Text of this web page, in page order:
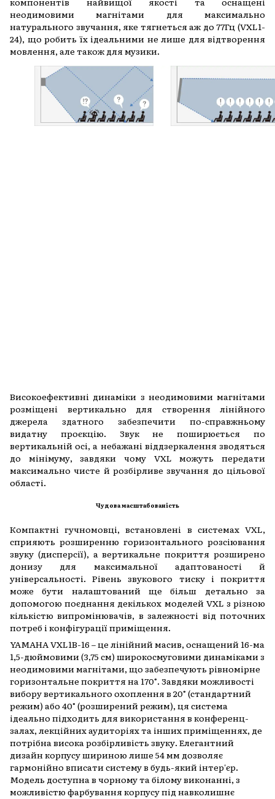
неодимовими магнітами для максимально
натурального звучання, яке тягнеться аж до 77Гц (VXL1-
24), що робить їх ідеальними не лише для відтворення
мовлення, але також для музики.
Високоефективні динаміки з неодимовими магнітами
розміщені вертикально для створення лінійного
джерела здатного забезпечити по-справжньому
видатну проєкцію. Звук не поширюється по
вертикальній осі, а небажані віддзеркалення зводяться
до мінімуму, завдяки чому VXL можуть передати
максимально чисте й розбірливе звучання до цільової
області.
Чудова масштабованість
Компактні гучномовці, встановлені в системах VXL,
сприяють розширенню горизонтального розсіювання
звуку (дисперсії), а вертикальне покриття розширено
донизу для максимальної адаптованості й
універсальності. Рівень звукового тиску і покриття
може бути налаштований ще більш детально за
допомогою поєднання декількох моделей VXL з різною
кількістю випромінювачів, в залежності від поточних
потреб і конфігурації приміщення.
YAMAHA VXL1B-16 – це лінійний масив, оснащений 16-ма
1,5-дюймовими (3,75 см) широкосмуговими динаміками з
неодимовими магнітами, що забезпечують рівномірне
горизонтальне покриття на 170°. Завдяки можливості
вибору вертикального охоплення в 20° (стандартний
режим) або 40° (розширений режим), ця система
ідеально підходить для використання в конференц-
залах, лекційних аудиторіях та інших приміщеннях, де
потрібна висока розбірливість звуку. Елегантний
дизайн корпусу шириною лише 54 мм дозволяє
гармонійно вписати систему в будь-який інтер'єр.
Модель доступна в чорному та білому виконанні, з
можливістю фарбування корпусу під навколишнє